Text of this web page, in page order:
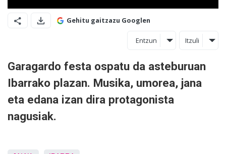
Gehitu gaitzazu Googlen
Entzun Itzuli
Garagardo festa ospatu da asteburuan
Ibarrako plazan. Musika, umorea, jana
eta edana izan dira protagonista
nagusiak.